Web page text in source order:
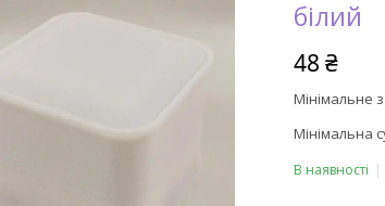
білий
48 ₴
Мінімальне
Мінімальна
В наявності